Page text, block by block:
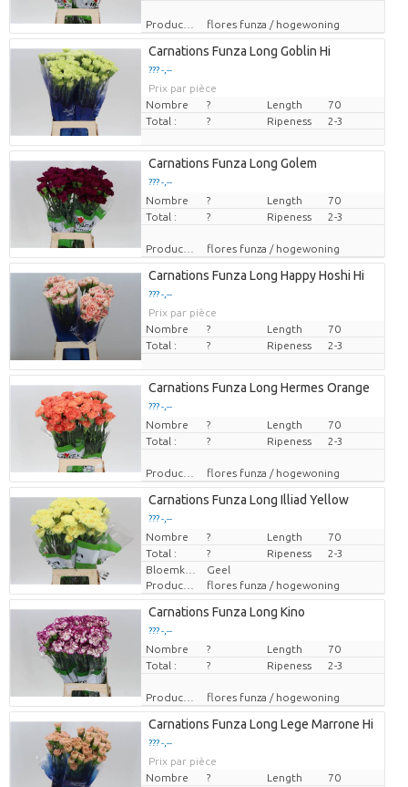
Producteur flores funza / hogewoning
Carnations Funza Long Goblin Hi
??? -,--
Prix par pièce
Nombre
? Length
70
Total :
? Ripeness 2-3
Carnations Funza Long Golem
??? -,--
Prix par pièce
Nombre ? Length
70
Total :
? Ripeness 2-3
Producteur flores funza / hogewoning
Carnations Funza Long Happy Hoshi Hi
??? -,--
Prix par pièce
Nombre
? Length
70
Total :
? Ripeness 2-3
Carnations Funza Long Hermes Orange
??? -,--
Prix par pièce
Nombre ? Length
70
Total :
? Ripeness 2-3
Producteur flores funza / hogewoning
Carnations Funza Long Illiad Yellow
??? -,--
Prix par pièce
Nombre ? Length
70
Total :
? Ripeness
2-3
Bloemkleur
Geel
Producteur
flores funza / hogewoning
Carnations Funza Long Kino
??? -,--
Prix par pièce
Nombre ? Length
70
Total :
? Ripeness 2-3
Producteur flores funza / hogewoning
Carnations Funza Long Lege Marrone Hi
??? -,--
Prix par pièce
Nombre
? Length
70